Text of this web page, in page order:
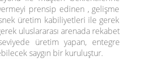
vermeyi prensip edinen , gelişme
üretim kabiliyetleri ile gerek
uluslararası arenada rekabet
üretim yapan, entegre
saygın bir kuruluştur.